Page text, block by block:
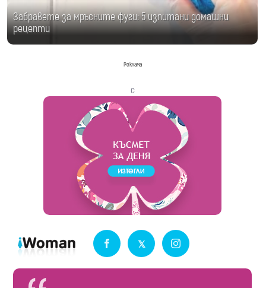
Забравете за мръсните фуги: 5 изпитани домашни
рецепти
Реклама
с